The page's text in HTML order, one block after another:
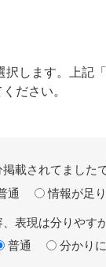
します。上記
ださい。
載されてました
通 情報が足
表現は分りやす
普通 分かり